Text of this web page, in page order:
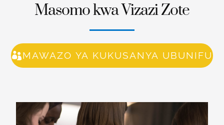
Masomo kwa Vizazi Zote
MAWAZO YA KUKUSANYA UBUNIFU